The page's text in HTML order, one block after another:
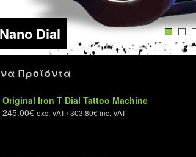
Dial
Προϊόντα
Original Iron T Dial Tattoo Machine
245.00€ exc. VAT /303.80€inc. VAT